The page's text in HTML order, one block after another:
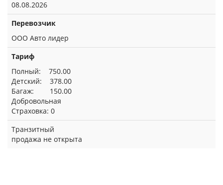
08.08.2026
Перевозчик
ООО Авто лидер
Тариф
Полный: 750.00
Детский: 378.00
Багаж: 150.00
Добровольная
Страховка: 0
Транзитный
продажа не открыта